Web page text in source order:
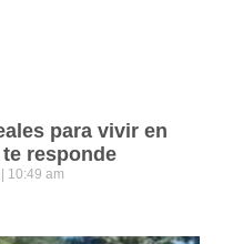
para vivir en
responde
10:49 am